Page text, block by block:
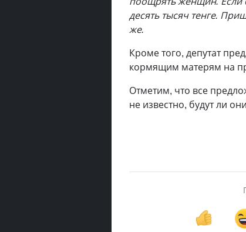
десять тысяч тенге.
же.
Кроме того, депутат
кормящим матерям на
Отметим, что все
не известно, будут ли